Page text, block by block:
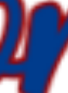
los 5
las
evitarlos
adaptadas
diciembre con
es para ti.